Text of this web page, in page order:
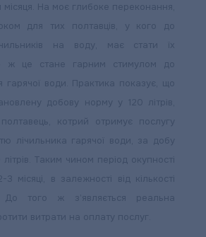
На моє глибоке переконання,
для тих полтавців, у кого до
на воду, має стати їх
ж це стане гарним стимулом до
води. Практика показує, що
добову норму у 120 літрів,
котрий отримує послугу
лічильника гарячої води, за добу
Таким чином період окупності
місяці, в залежності від кількості
До того ж з’являється реальна
витрати на оплату послуг.